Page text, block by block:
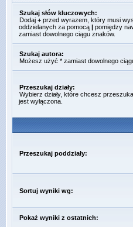
Szukaj słów kluczowych:
Dodaj + przed wyrazem, który musi
oddzielanych za pomocą | pomiędzy
zamiast dowolnego ciągu znaków.
Szukaj autora:
Możesz użyć * zamiast dowolnego
Przeszukaj działy:
Wybierz działy, które chcesz
jest wyłączona.
Przeszukaj poddziały:
Sortuj wyniki wg:
Pokaż wyniki z ostatnich: